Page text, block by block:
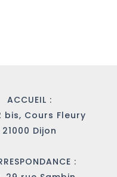
ACCUEIL :
bis, Cours Fleury
21000 Dijon
: